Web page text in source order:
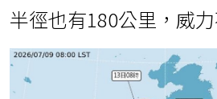
半徑也有180公里，威